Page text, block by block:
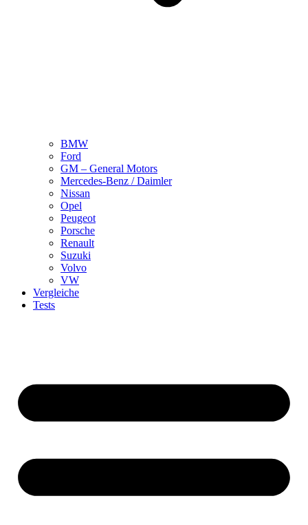
BMW
Ford
GM – General Motors
Mercedes-Benz / Daimler
Nissan
Opel
Peugeot
Porsche
Renault
Suzuki
Volvo
VW
Vergleiche
Tests